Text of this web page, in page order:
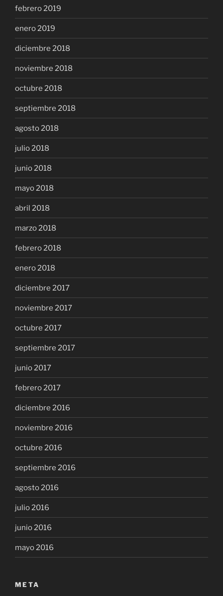
febrero 2019
enero 2019
diciembre 2018
noviembre 2018
octubre 2018
septiembre 2018
agosto 2018
julio 2018
junio 2018
mayo 2018
abril 2018
marzo 2018
febrero 2018
enero 2018
diciembre 2017
noviembre 2017
octubre 2017
septiembre 2017
junio 2017
febrero 2017
diciembre 2016
noviembre 2016
octubre 2016
septiembre 2016
agosto 2016
julio 2016
junio 2016
mayo 2016
META